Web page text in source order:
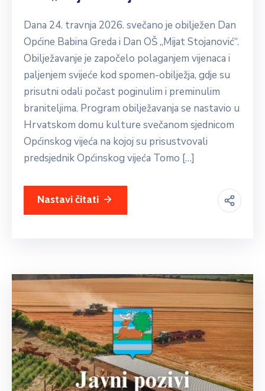
Dana 24. travnja 2026. svečano je obilježen Dan
Općine Babina Greda i Dan OŠ „Mijat Stojanović“.
Obilježavanje je započelo polaganjem vijenaca i
paljenjem svijeće kod spomen-obilježja, gdje su
prisutni odali počast poginulim i preminulim
braniteljima. Program obilježavanja se nastavio u
Hrvatskom domu kulture svečanom sjednicom
Općinskog vijeća na kojoj su prisustvovali
predsjednik Općinskog vijeća Tomo […]
Nastavi čitati